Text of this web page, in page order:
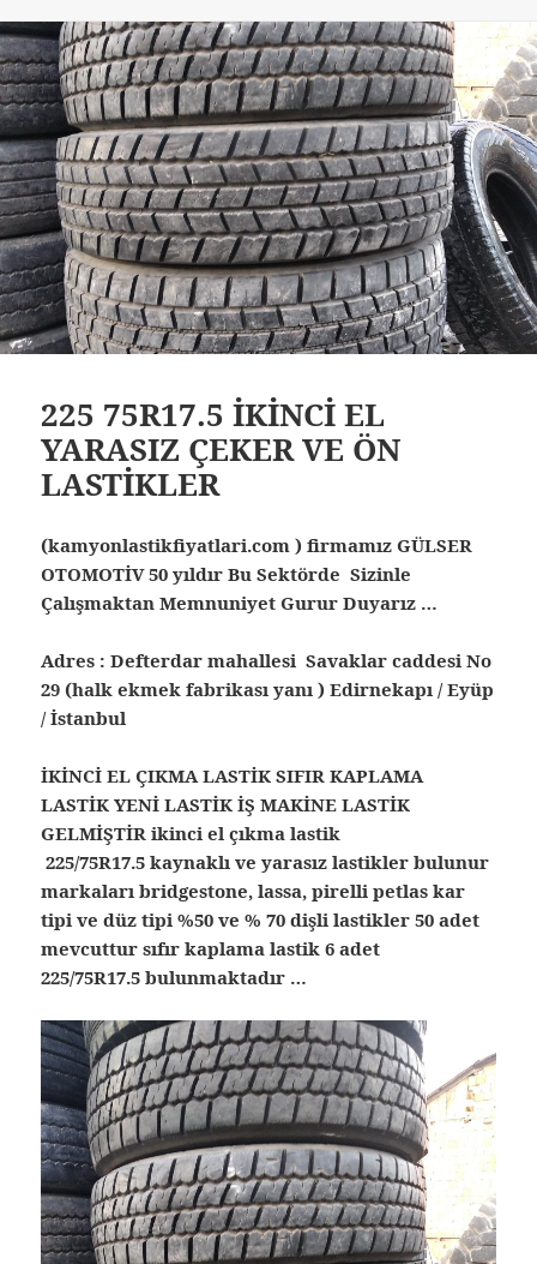
225 75R17.5 İKİNCİ EL
YARASIZ ÇEKER VE ÖN
LASTİKLER
(kamyonlastikfiyatlari.com ) firmamız GÜLSER
OTOMOTİV 50 yıldır Bu Sektörde Sizinle
Çalışmaktan Memnuniyet Gurur Duyarız …
Adres : Defterdar mahallesi Savaklar caddesi No
29 (halk ekmek fabrikası yanı ) Edirnekapı / Eyüp
/ İstanbul
İKİNCİ EL ÇIKMA LASTİK SIFIR KAPLAMA
LASTİK YENİ LASTİK İŞ MAKİNE LASTİK
GELMİŞTİR ikinci el çıkma lastik
225/75R17.5 kaynaklı ve yarasız lastikler bulunur
markaları bridgestone, lassa, pirelli petlas kar
tipi ve düz tipi %50 ve % 70 dişli lastikler 50 adet
mevcuttur sıfır kaplama lastik 6 adet
225/75R17.5 bulunmaktadır …